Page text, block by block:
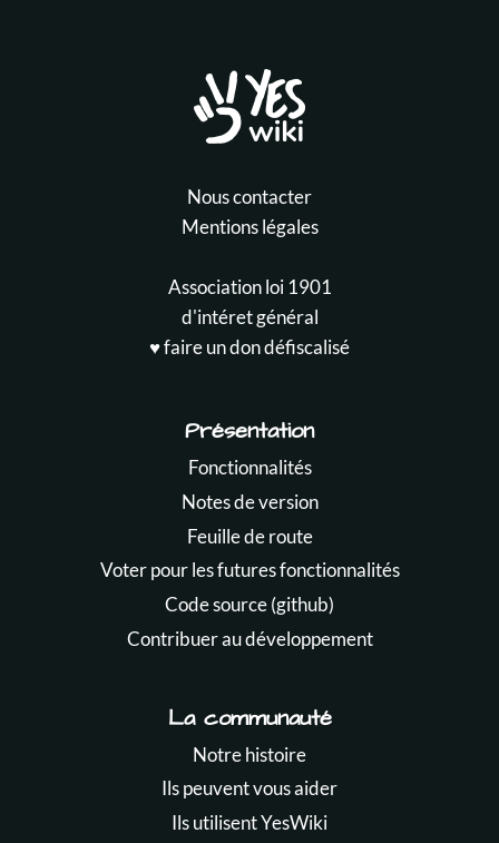
Nous contacter
Mentions légales
Association loi 1901
d'intéret général
♥️ faire un don défiscalisé
Présentation
Fonctionnalités
Notes de version
Feuille de route
Voter pour les futures fonctionnalités
Code source (github)
Contribuer au développement
La communauté
Notre histoire
Ils peuvent vous aider
Ils utilisent YesWiki